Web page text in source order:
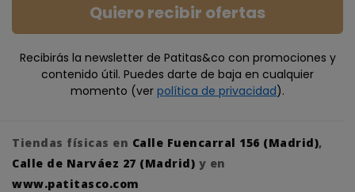
Quiero recibir ofertas
Recibirás la newsletter de Patitas&co con promociones y
contenido útil. Puedes darte de baja en cualquier
momento (ver política de privacidad).
Tiendas físicas en Calle Fuencarral 156 (Madrid),
Calle de Narváez 27 (Madrid) y en
www.patitasco.com